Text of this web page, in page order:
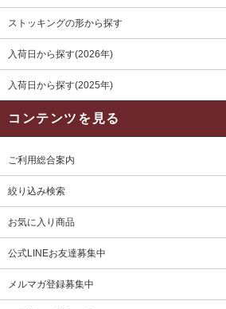
ストッキングの形から探す
入荷日から探す(2026年)
入荷日から探す(2025年)
コンテンツを見る
ご利用総合案内
絞り込み検索
お気に入り商品
公式LINEお友達募集中
メルマガ登録募集中